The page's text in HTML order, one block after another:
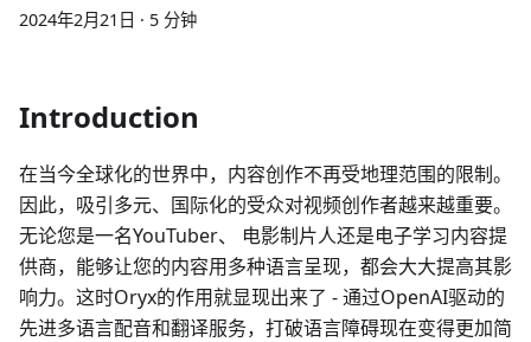
2024年2月21日 · 5 分钟
Introduction
在当今全球化的世界中，内容创作不再受地理范围的限制。
因此，吸引多元、国际化的受众对视频创作者越来越重要。
无论您是一名YouTuber、 电影制片人还是电子学习内容提
供商，能够让您的内容用多种语言呈现，都会大大提高其影
响力。这时Oryx的作用就显现出来了 - 通过OpenAI驱动的
先进多语言配音和翻译服务，打破语言障碍现在变得更加简